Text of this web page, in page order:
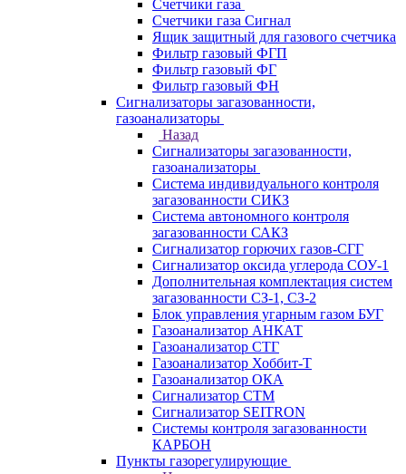
Счетчики газа
Счетчики газа Сигнал
Ящик защитный для газового счетчика
Фильтр газовый ФГП
Фильтр газовый ФГ
Фильтр газовый ФН
Сигнализаторы загазованности,
газоанализаторы
Назад
Сигнализаторы загазованности,
газоанализаторы
Система индивидуального контроля
загазованности СИКЗ
Система автономного контроля
загазованности САКЗ
Сигнализатор горючих газов-СГГ
Сигнализатор оксида углерода СОУ-1
Дополнительная комплектация систем
загазованности СЗ-1, СЗ-2
Блок управления угарным газом БУГ
Газоанализатор АНКАТ
Газоанализатор СТГ
Газоанализатор Хоббит-Т
Газоанализатор ОКА
Сигнализатор СТМ
Сигнализатор SEITRON
Системы контроля загазованности
КАРБОН
Пункты газорегулирующие